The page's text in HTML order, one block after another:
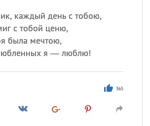
каждый день с тобою,
с тобой ценю,
была мечтою,
я — люблю!
365